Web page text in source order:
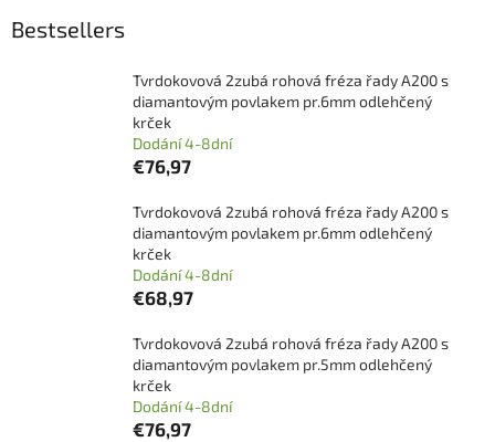
Bestsellers
Tvrdokovová 2zubá rohová fréza řady A200 s
diamantovým povlakem pr.6mm odlehčený
krček
Dodání 4-8dní
€76,97
Tvrdokovová 2zubá rohová fréza řady A200 s
diamantovým povlakem pr.6mm odlehčený
krček
Dodání 4-8dní
€68,97
Tvrdokovová 2zubá rohová fréza řady A200 s
diamantovým povlakem pr.5mm odlehčený
krček
Dodání 4-8dní
€76,97